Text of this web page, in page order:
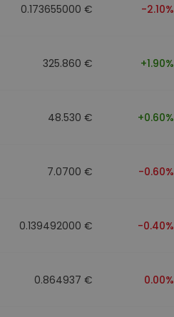
0.173655000 € -2.10%
325.860 € +1.90%
48.530 € +0.60%
7.0700 € -0.60%
0.139492000 € -0.40%
0.864937 € 0.00%